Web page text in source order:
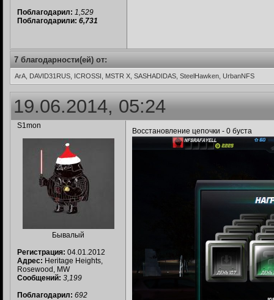
Поблагодарил: 1,529
Поблагодарили: 6,731
7 благодарности(ей) от:
ArA, DAVID31RUS, ICROSSI, MSTR X, SASHADIDAS, SteelHawken, UrbanNFS
19.06.2014, 05:24
S1mon
Бывалый
Регистрация: 04.01.2012
Адрес: Heritage Heights,
Rosewood, MW
Сообщений: 3,199
Поблагодарил: 692
Восстановление цепочки - 0 буста